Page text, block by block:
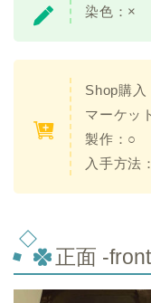
染色： ×
Shop購入
マーケッ
製作：○
入手方法：
正面 -